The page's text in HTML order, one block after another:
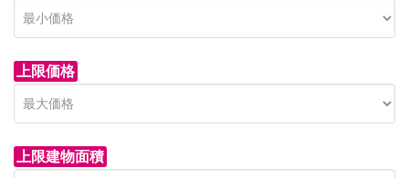
上限価格
上限建物面積